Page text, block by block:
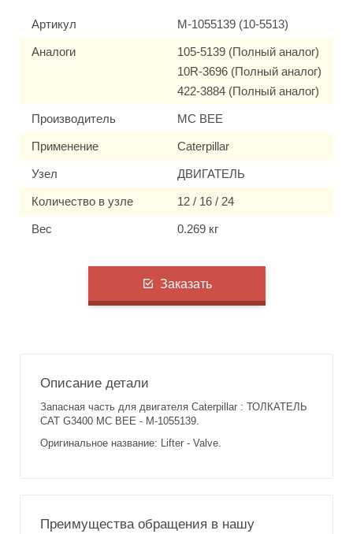
Артикул M-1055139 (10-5513)
Аналоги
105-5139 (Полный аналог)
10R-3696 (Полный аналог)
422-3884 (Полный аналог)
Производитель MC BEE
Применение Caterpillar
Узел ДВИГАТЕЛЬ
Количество в узле 12 / 16 / 24
Вес 0.269 кг
Заказать
Описание детали
Запасная часть для двигателя Caterpillar : ТОЛКАТЕЛЬ
CAT G3400 MC BEE - M-1055139.
Оригинальное название: Lifter - Valve.
Преимущества обращения в нашу